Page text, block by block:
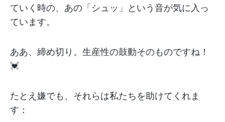
ていく時の、あの「シュッ」という音が気に入っ
ています。
ああ、締め切り。生産性の鼓動そのものですね！
💓
たとえ嫌でも、それらは私たちを助けてくれま
す：